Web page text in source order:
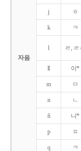
자음
j ㅎ
k ㅋ
l ㄹ, ㄹ
ll 이*
m ㅁ
n ㄴ
ñ 니*
p ㅍ
q ㅋ